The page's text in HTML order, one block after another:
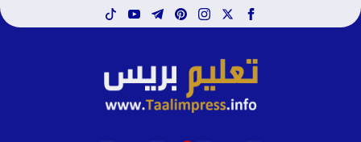
facebook
x
instagram
pinterest
telegram
youtube
tiktok
تعليم بريس TaalimPress